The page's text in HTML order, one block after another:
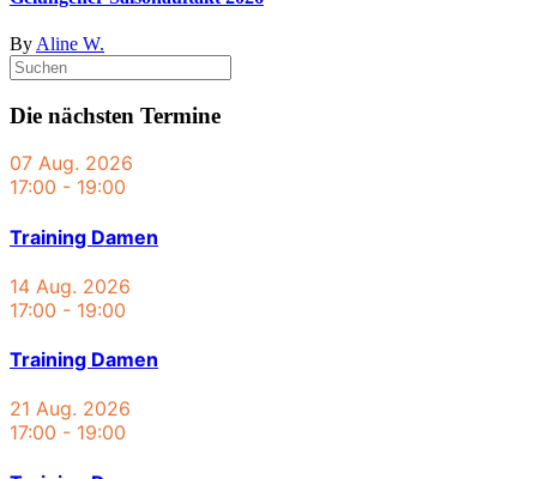
By Aline W.
Die nächsten Termine
07 Aug. 2026
17:00 - 19:00
Training Damen
14 Aug. 2026
17:00 - 19:00
Training Damen
21 Aug. 2026
17:00 - 19:00